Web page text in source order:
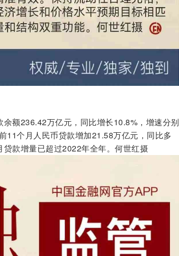
额236.42万亿元，同比增长10.8%，增速分别
11个月人民币贷款增加21.58万亿元，同比多
款增量已超过2022年全年。何世红摄